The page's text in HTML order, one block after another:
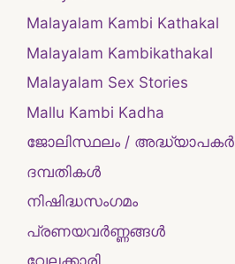
Malayalam Kambi Kathakal
Malayalam Kambikathakal
Malayalam Sex Stories
Mallu Kambi Kadha
ജോലിസ്ഥലം / അദ്ധ്യാപകർ
ദമ്പതികള്‍
നിഷിദ്ധസംഗമം
പ്രണയവർണ്ണങ്ങൾ
വേലക്കാരി